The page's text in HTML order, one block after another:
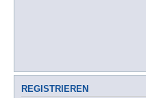
REGISTRIEREN